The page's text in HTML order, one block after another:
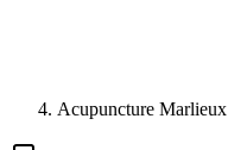
Acupuncture Marlieux